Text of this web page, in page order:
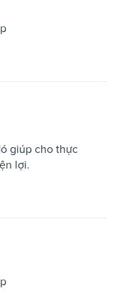
giúp cho thực
lợi.